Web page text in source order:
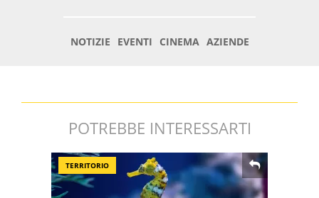
POTREBBE INTERESSARTI
TERRITORIO